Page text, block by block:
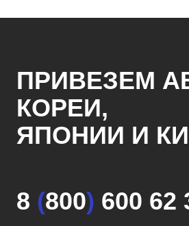
ПРИВЕЗЕМ
КОРЕИ,
ЯПОНИИ И
8 (800) 600 62